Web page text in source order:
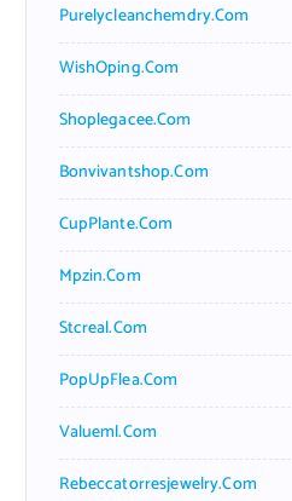
Purelycleanchemdry.com
WishOping.com
Shoplegacee.com
Bonvivantshop.com
CupPlante.com
Mpzin.com
Stcreal.com
PopUpFlea.com
Valueml.com
Rebeccatorresjewelry.com